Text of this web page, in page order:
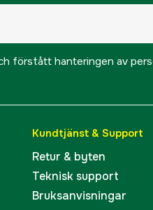
förstått hanteringen av
Kundtjänst & Support
Retur & byten
Teknisk support
Bruksanvisningar